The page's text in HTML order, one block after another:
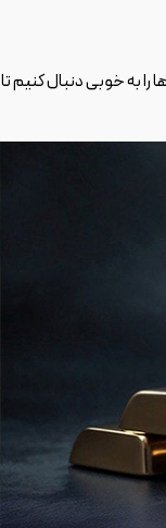
را به خوبی دنبال کنیم تا